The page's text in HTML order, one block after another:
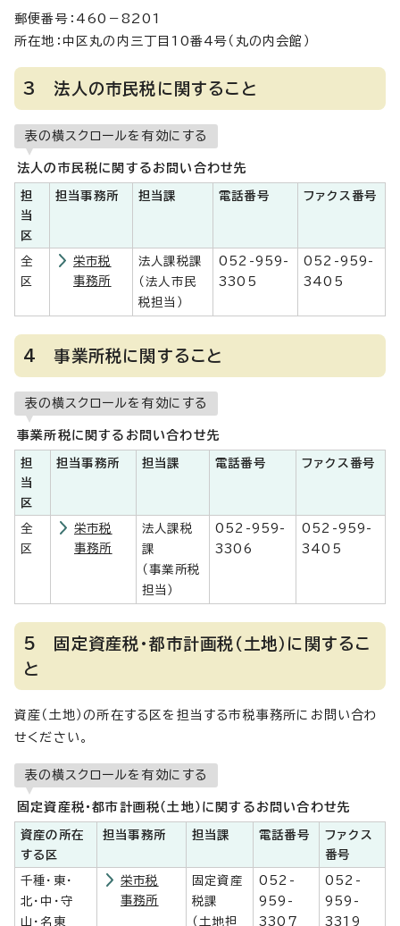
郵便番号：460－8201
所在地：中区丸の内三丁目10番4号（丸の内会館）
3 法人の市民税に関すること
表の横スクロールを有効にする
法人の市民税に関するお問い合わせ先
担
当
区
担当事務所 担当課 電話番号 ファクス番号
全
区
栄市税
事務所
法人課税課
（法人市民
税担当）
052-959-
3305
052-959-
3405
4 事業所税に関すること
表の横スクロールを有効にする
事業所税に関するお問い合わせ先
担
当
区
担当事務所 担当課 電話番号 ファクス番号
全
区
栄市税
事務所
法人課税
課
（事業所税
担当）
052-959-
3306
052-959-
3405
5 固定資産税・都市計画税（土地）に関するこ
と
資産（土地）の所在する区を担当する市税事務所にお問い合わ
せください。
表の横スクロールを有効にする
固定資産税・都市計画税（土地）に関するお問い合わせ先
資産の所在
する区
担当事務所 担当課 電話番号
ファクス
番号
千種・東・
北・中・守
山・名東
栄市税
事務所
固定資産
税課
（土地担
052-
959-
3307
052-
959-
3319